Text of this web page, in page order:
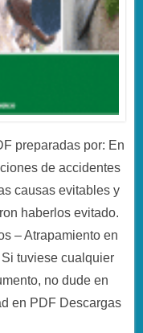
preparadas por: En
de accidentes
causas evitables y
haberlos evitado.
– Atrapamiento en
tuviese cualquier
no dude en
en PDF Descargas